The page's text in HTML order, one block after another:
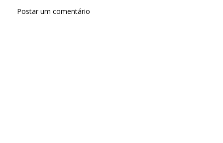
Postar um comentário